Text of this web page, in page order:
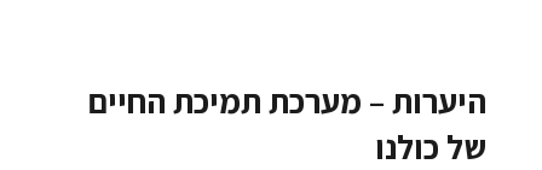
היערות – מערכת תמיכת החיים
של כולנו